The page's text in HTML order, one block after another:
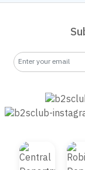
About us